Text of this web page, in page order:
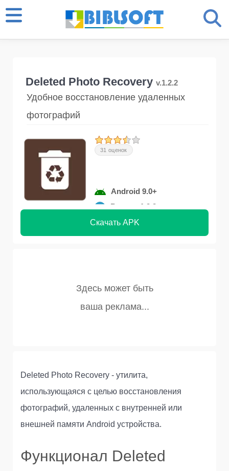
Deleted Photo Recovery v.1.2.2
Удобное восстановление удаленных
фотографий
31 оценок
Android 9.0+
Версия 1.2.2
Скачать APK
Deleted Photo Recovery - утилита,
использующаяся с целью восстановления
фотографий, удаленных с внутренней или
внешней памяти Android устройства.
Функционал Deleted